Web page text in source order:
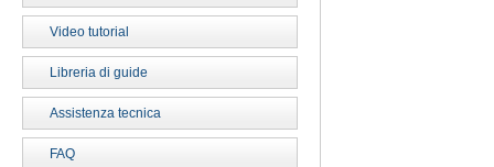
Video tutorial
Libreria di guide
Assistenza tecnica
FAQ